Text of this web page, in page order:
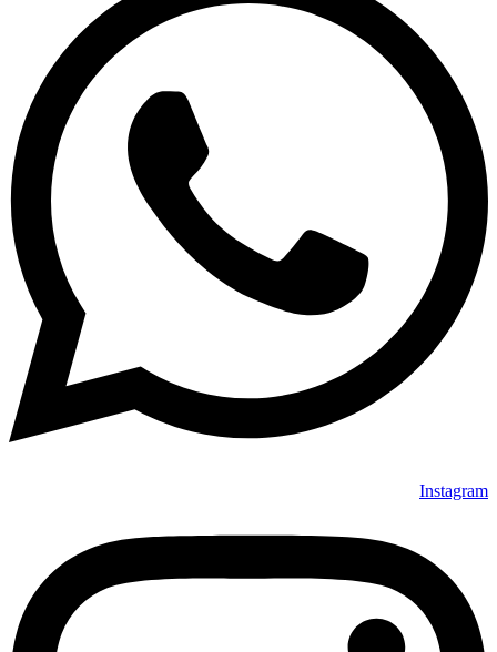
Instagram